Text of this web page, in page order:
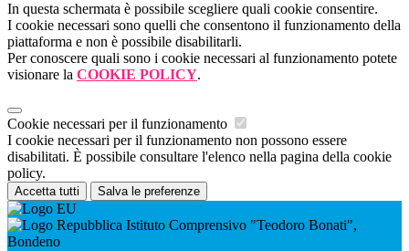
In questa schermata è possibile scegliere quali cookie consentire.
I cookie necessari sono quelli che consentono il funzionamento della
piattaforma e non è possibile disabilitarli.
Per conoscere quali sono i cookie necessari al funzionamento potete
visionare la COOKIE POLICY.
Cookie necessari per il funzionamento
I cookie necessari per il funzionamento non possono essere
disabilitati. È possibile consultare l'elenco nella pagina della cookie
policy.
Accetta tutti Salva le preferenze
Istituto Comprensivo "Teodoro Bonati",
Bondeno